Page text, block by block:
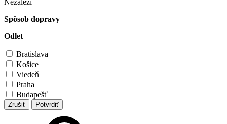
Nezáleží
Spôsob dopravy
Odlet
Bratislava
Košice
Viedeň
Praha
Budapešť
Zrušiť Potvrdiť